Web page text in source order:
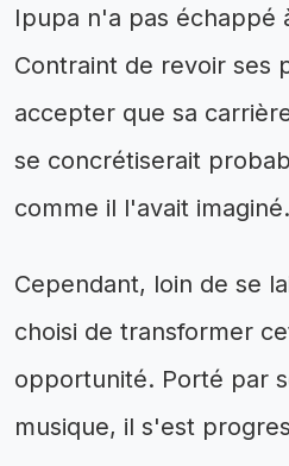
Ipupa n'a pas échappé
Contraint de revoir ses
accepter que sa
se concrétiserait
comme il l'avait imaginé.
Cependant, loin de se
choisi de transformer
opportunité. Porté par
musique, il s'est